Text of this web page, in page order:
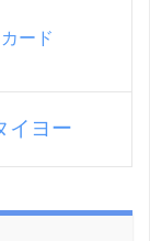
ード
イヨー